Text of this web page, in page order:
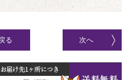
る 次へ